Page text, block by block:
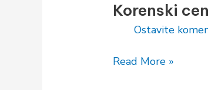
Korenski
Ostavite
Read More »